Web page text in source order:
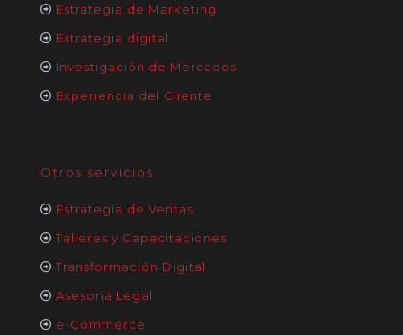
Estrategia de Marketing
Estrategia digital
Investigación de Mercados
Experiencia del Cliente
Otros servicios
Estrategia de Ventas
Talleres y Capacitaciones
Transformación Digital
Asesoría Legal
e-Commerce